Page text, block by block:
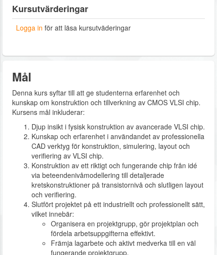
Kursutvärderingar
Logga in för att läsa kursutväderingar
Mål
Denna kurs syftar till att ge studenterna erfarenhet och
kunskap om konstruktion och tillverkning av CMOS VLSI chip.
Kursens mål inkluderar:
Djup insikt i fysisk konstruktion av avancerade VLSI chip.
Kunskap och erfarenhet i användandet av professionella
CAD verktyg för konstruktion, simulering, layout och
verifiering av VLSI chip.
Konstruktion av ett riktigt och fungerande chip från idé
via beteendenivåmodellering till detaljerade
kretskonstruktioner på transistornivå och slutligen layout
och verifiering.
Slutfört projektet på ett industriellt och professionellt sätt,
vilket innebär:
Organisera en projektgrupp, gör projektplan och
fördela arbetsuppgifterna effektivt.
Främja lagarbete och aktivt medverka till en väl
fungerande projektgrupp.